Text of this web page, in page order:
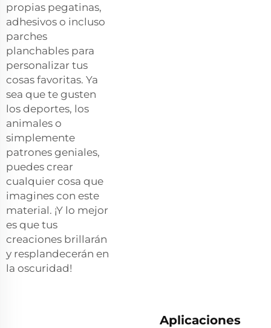
propias pegatinas,
adhesivos o incluso
parches
planchables para
personalizar tus
cosas favoritas. Ya
sea que te gusten
los deportes, los
animales o
simplemente
patrones geniales,
puedes crear
cualquier cosa que
imagines con este
material. ¡Y lo mejor
es que tus
creaciones brillarán
y resplandecerán en
la oscuridad!
Aplicaciones